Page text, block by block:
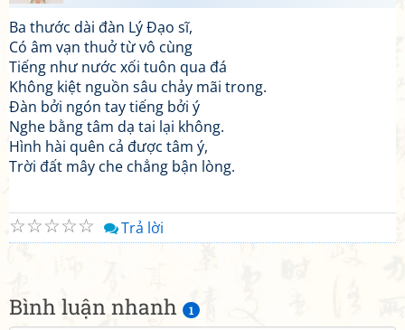
Bình luận nhanh 1
Ba thước dài đàn Lý Đạo sĩ,
Có âm vạn thuở từ vô cùng
Tiếng như nước xối tuôn qua đá
Không kiệt nguồn sâu chảy mãi trong.
Đàn bởi ngón tay tiếng bởi ý
Nghe bằng tâm dạ tai lại không.
Hình hài quên cả được tâm ý,
Trời đất mây che chẳng bận lòng.
☆
☆
☆
☆
☆ Trả lời